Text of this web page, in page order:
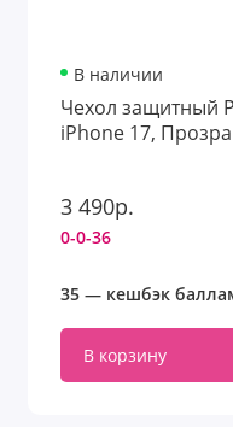
В наличии
Чехол защитный
iPhone 17,
3 490р.
0-0-36
35 — кешбэк
В корзину